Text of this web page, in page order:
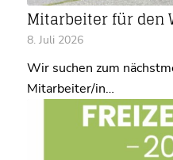
Mitarbeiter für den
8. Juli 2026
Wir suchen zum
Mitarbeiter/in…